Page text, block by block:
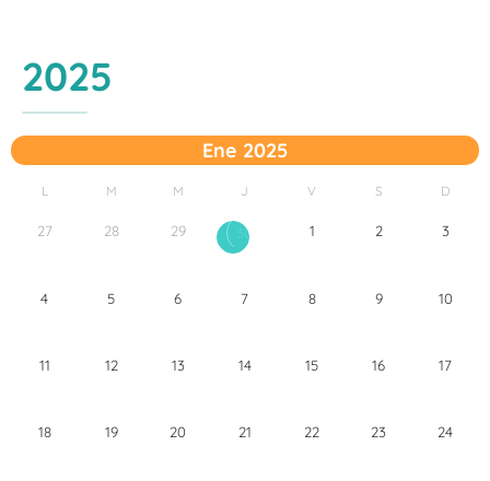
2025
Ene 2025
L M M J V S D
27 28 29 30 1 2 3
4 5 6 7 8 9 10
11 12 13 14 15 16 17
18 19 20 21 22 23 24